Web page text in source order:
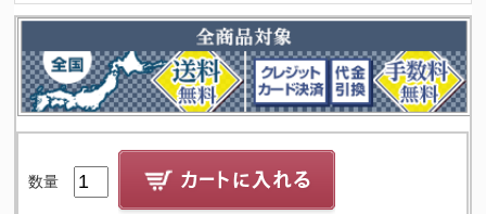
数量